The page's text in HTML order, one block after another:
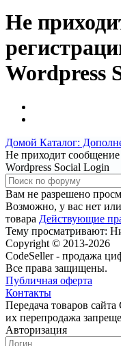
Не
Wordpress
Домой Каталог:
Не приходит сообщение
Wordpress Social Login
Вам не разрешено
Возможно, у вас нет
товара Действующие
Тему просматривают:
Copyright © 2013-2026
CodeSeller - продажа
Все права защищены.
Публичная оферта
Контакты
Передача товаров
их перепродажа
Авторизация